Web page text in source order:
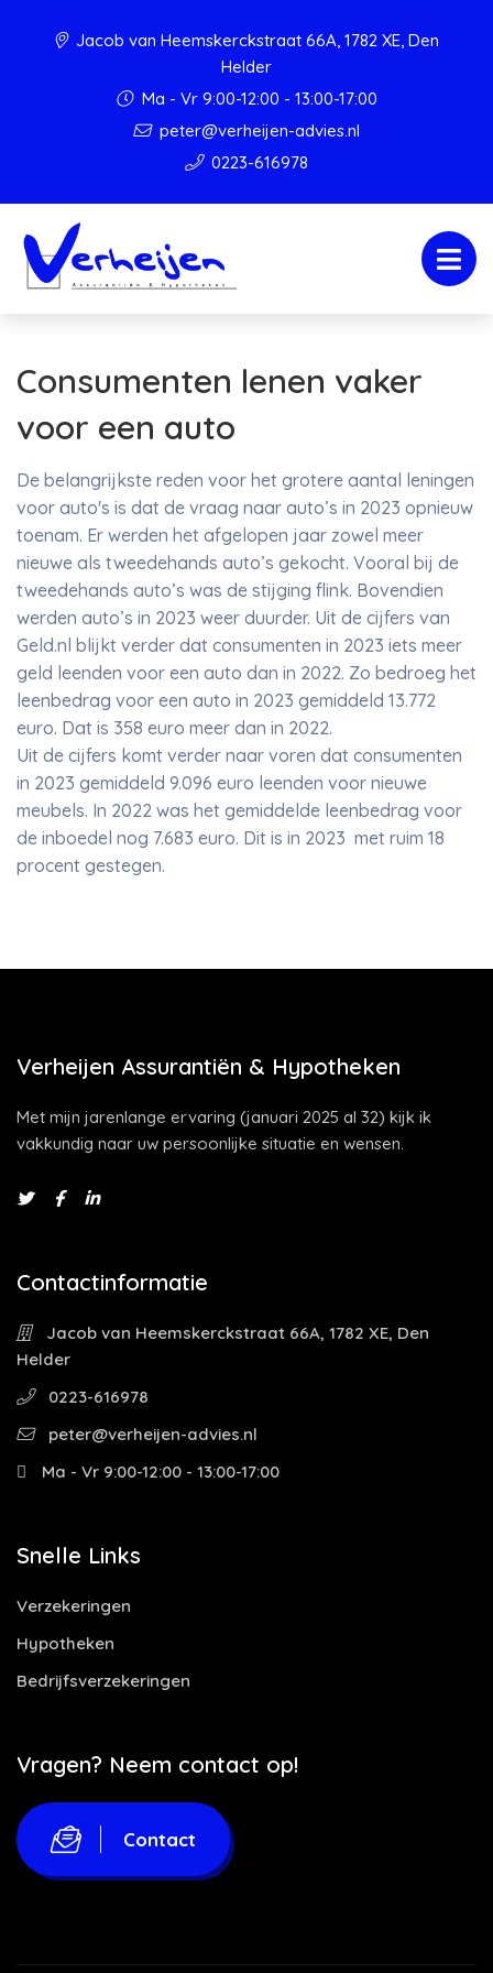
Jacob van Heemskerckstraat 66A, 1782 XE, Den
Helder
Ma - Vr 9:00-12:00 - 13:00-17:00
peter@verheijen-advies.nl
0223-616978
Consumenten lenen vaker
voor een auto
De belangrijkste reden voor het grotere aantal leningen
voor auto's is dat de vraag naar auto’s in 2023 opnieuw
toenam. Er werden het afgelopen jaar zowel meer
nieuwe als tweedehands auto’s gekocht. Vooral bij de
tweedehands auto’s was de stijging flink. Bovendien
werden auto’s in 2023 weer duurder. Uit de cijfers van
Geld.nl blijkt verder dat consumenten in 2023 iets meer
geld leenden voor een auto dan in 2022. Zo bedroeg het
leenbedrag voor een auto in 2023 gemiddeld 13.772
euro. Dat is 358 euro meer dan in 2022.
Uit de cijfers komt verder naar voren dat consumenten
in 2023 gemiddeld 9.096 euro leenden voor nieuwe
meubels. In 2022 was het gemiddelde leenbedrag voor
de inboedel nog 7.683 euro. Dit is in 2023 met ruim 18
procent gestegen.
Verheijen Assurantiën & Hypotheken
Met mijn jarenlange ervaring (januari 2025 al 32) kijk ik
vakkundig naar uw persoonlijke situatie en wensen.
Contactinformatie
Jacob van Heemskerckstraat 66A, 1782 XE, Den
Helder
0223-616978
peter@verheijen-advies.nl
Ma - Vr 9:00-12:00 - 13:00-17:00
Snelle Links
Verzekeringen
Hypotheken
Bedrijfsverzekeringen
Vragen? Neem contact op!
Contact